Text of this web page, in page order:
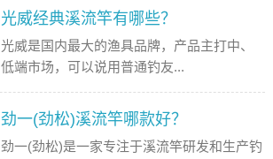
光威经典溪流竿有哪些？
光威是国内最大的渔具品牌，产品主打中、
低端市场，可以说用普通钓友...
劲一(劲松)溪流竿哪款好？
劲一(劲松)是一家专注于溪流竿研发和生产钓